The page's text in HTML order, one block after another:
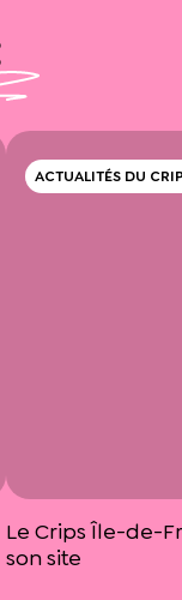
ACTUALITÉS DU
Le Crips Île-de-
son site